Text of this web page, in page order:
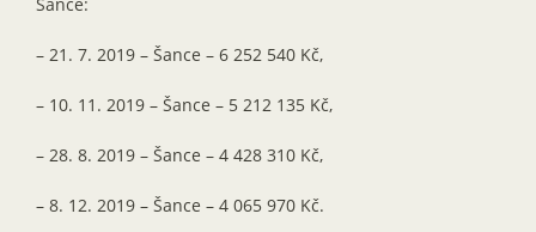
– 21. 7. 2019 – Šance – 6 252 540 Kč,
– 10. 11. 2019 – Šance – 5 212 135 Kč,
– 28. 8. 2019 – Šance – 4 428 310 Kč,
– 8. 12. 2019 – Šance – 4 065 970 Kč.